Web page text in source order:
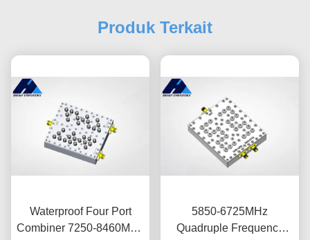
Produk Terkait
Waterproof Four Port
Combiner 7250-8460MHz
5850-6725MHz
Quadruple Frequency